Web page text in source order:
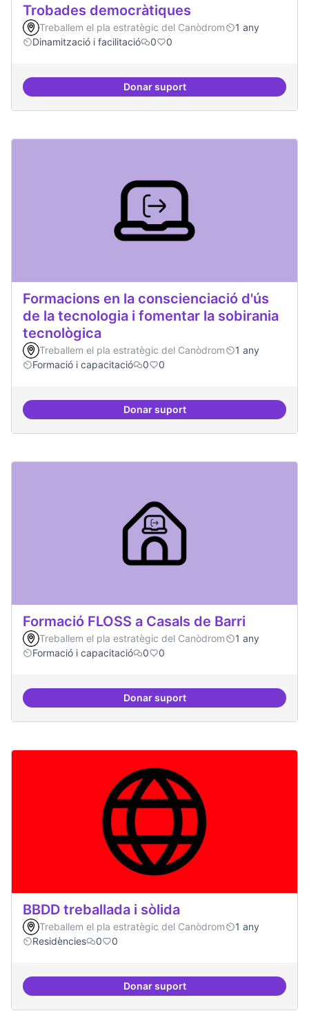
Trobades democràtiques
Treballem el pla estratègic del Canòdrom
1 any
Dinamització i facilitació
0 0
Donar suportTrobades democràtiques
Formacions en la conscienciació d'ús
de la tecnologia i fomentar la sobirania
tecnològica
Treballem el pla estratègic del Canòdrom
1 any
Formació i capacitació
0 0
Donar suportFormacions en la
Formació FLOSS a Casals de Barri
Treballem el pla estratègic del Canòdrom
1 any
Formació i capacitació
0 0
Donar suportFormació FLOSS a Casals de
BBDD treballada i sòlida
Treballem el pla estratègic del Canòdrom
1 any
Residències
0 0
Donar suportBBDD treballada i sòlida